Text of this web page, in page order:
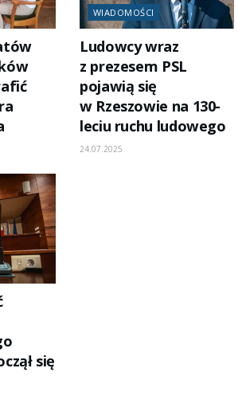
WIADOMOŚCI
Ludowcy wraz
z prezesem PSL
pojawią się
w Rzeszowie na 130-
leciu ruchu ludowego
24.07.2025
się